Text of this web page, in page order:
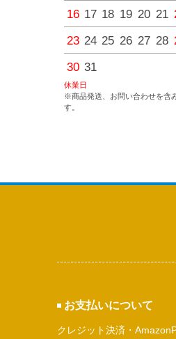
16 17 18 19 20 21
23 24 25 26 27 28
30 31
休業日
※商品発送、お問い合わせを含
す。
お支払いについて
クレジット決済・